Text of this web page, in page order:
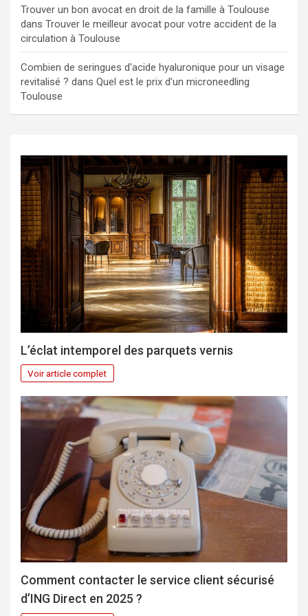
Trouver un bon avocat en droit de la famille à Toulouse
dans Trouver le meilleur avocat pour votre accident de la
circulation à Toulouse
Combien de seringues d'acide hyaluronique pour un visage
revitalisé ? dans Quel est le prix d’un microneedling
Toulouse
L’éclat intemporel des parquets vernis
Voir article complet
Comment contacter le service client sécurisé
d’ING Direct en 2025 ?